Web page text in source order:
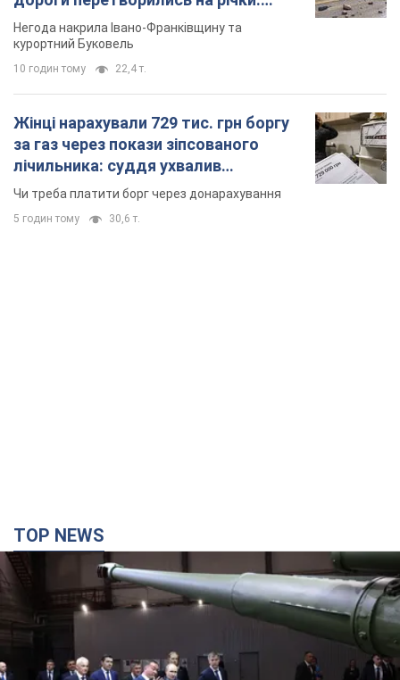
Відео
Негода накрила Івано-Франківщину та
курортний Буковель
10 годин тому 22,4 т.
Жінці нарахували 729 тис. грн боргу
за газ через покази зіпсованого
лічильника: суддя ухвалив
неочікуване рішення
Чи треба платити борг через донарахування
5 годин тому 30,6 т.
TOP NEWS